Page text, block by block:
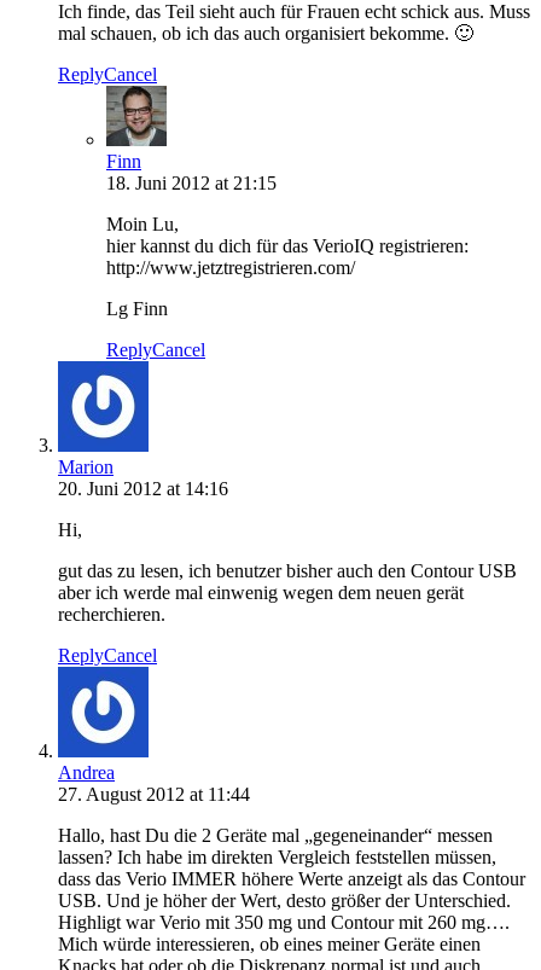
Ich finde, das Teil sieht auch für Frauen echt schick aus. Muss
mal schauen, ob ich das auch organisiert bekomme. 🙂
ReplyCancel
Finn
18. Juni 2012 at 21:15
Moin Lu,
hier kannst du dich für das VerioIQ registrieren:
http://www.jetztregistrieren.com/
Lg Finn
ReplyCancel
Marion
20. Juni 2012 at 14:16
Hi,
gut das zu lesen, ich benutzer bisher auch den Contour USB
aber ich werde mal einwenig wegen dem neuen gerät
recherchieren.
ReplyCancel
Andrea
27. August 2012 at 11:44
Hallo, hast Du die 2 Geräte mal „gegeneinander“ messen
lassen? Ich habe im direkten Vergleich feststellen müssen,
dass das Verio IMMER höhere Werte anzeigt als das Contour
USB. Und je höher der Wert, desto größer der Unterschied.
Highligt war Verio mit 350 mg und Contour mit 260 mg….
Mich würde interessieren, ob eines meiner Geräte einen